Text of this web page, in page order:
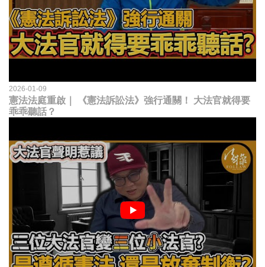
2026-01-09
憲法法庭重啟｜ 《憲法訴訟法》強行通關！ 大法官就得要
乖乖聽話？